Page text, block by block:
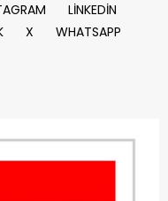
LİNKEDİN
X
WHATSAPP